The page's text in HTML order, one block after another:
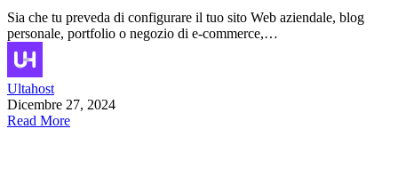
Sia che tu preveda di configurare il tuo sito Web aziendale, blog
personale, portfolio o negozio di e-commerce,…
Ultahost
Dicembre 27, 2024
Read More